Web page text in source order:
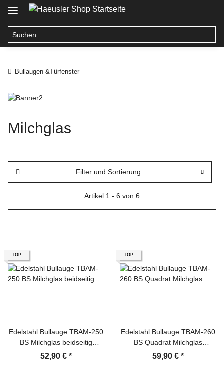
Bullaugen &Türfenster
Milchglas
Filter und Sortierung
Artikel 1 - 6 von 6
TOP
Edelstahl Bullauge TBAM-250
BS Milchglas beidseitig
verschraubt Türfenster
52,90 € *
TOP
Edelstahl Bullauge TBAM-260
BS Quadrat Milchglas
beidseitig verschraubt
59,90 € *